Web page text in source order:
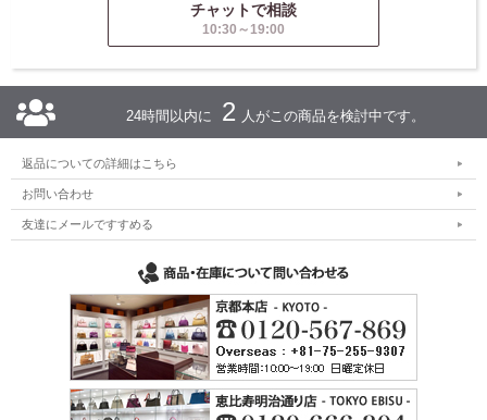
チャットで相談
10:30～19:00
24時間以内に 2 人がこの商品を検討中です。
返品についての詳細はこちら
お問い合わせ
友達にメールですすめる